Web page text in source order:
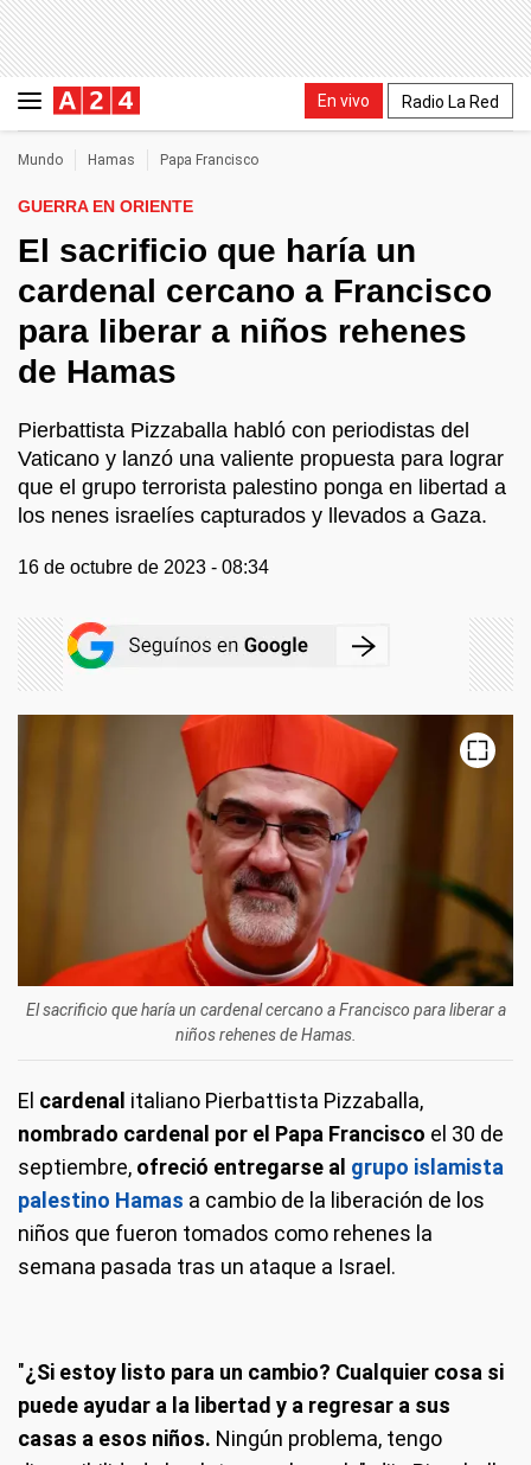
En vivo Radio La Red
Mundo Hamas Papa Francisco
GUERRA EN ORIENTE
El sacrificio que haría un
cardenal cercano a Francisco
para liberar a niños rehenes
de Hamas
Pierbattista Pizzaballa habló con periodistas del
Vaticano y lanzó una valiente propuesta para lograr
que el grupo terrorista palestino ponga en libertad a
los nenes israelíes capturados y llevados a Gaza.
16 de octubre de 2023 - 08:34
El sacrificio que haría un cardenal cercano a Francisco para liberar a
niños rehenes de Hamas.
El cardenal italiano Pierbattista Pizzaballa,
nombrado cardenal por el Papa Francisco el 30 de
septiembre, ofreció entregarse al grupo islamista
palestino Hamas a cambio de la liberación de los
niños que fueron tomados como rehenes la
semana pasada tras un ataque a Israel.
"¿Si estoy listo para un cambio? Cualquier cosa si
puede ayudar a la libertad y a regresar a sus
casas a esos niños. Ningún problema, tengo